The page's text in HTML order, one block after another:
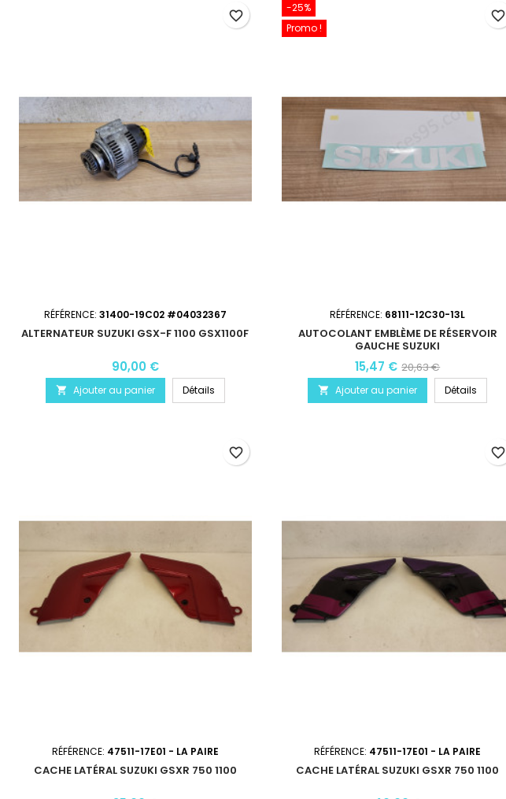
RÉFÉRENCE: 31400-19C02 #04032367
ALTERNATEUR SUZUKI GSX-F 1100 GSX1100F
90,00 €
 Ajouter au panier Détails
favorite_border
-25%
Promo !
RÉFÉRENCE: 68111-12C30-13L
AUTOCOLANT EMBLÈME DE RÉSERVOIR
GAUCHE SUZUKI
15,47 € 20,63 €
 Ajouter au panier Détails
favorite_border
RÉFÉRENCE: 47511-17E01 - LA PAIRE
CACHE LATÉRAL SUZUKI GSXR 750 1100
favorite_border
RÉFÉRENCE: 47511-17E01 - LA PAIRE
CACHE LATÉRAL SUZUKI GSXR 750 1100
favorite_border